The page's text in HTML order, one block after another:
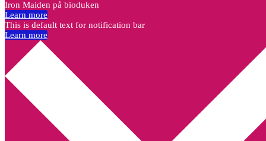
Iron Maiden på bioduken
Learn more
This is default text for notification bar
Learn more